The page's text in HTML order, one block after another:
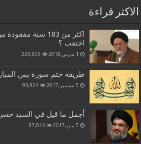
الاكثر قراءة
اكثر من 183 سنة
اختفت ؟
1 مارس,2018 223,809
طريقة ختم سورة يس
5 سبتمبر,2017 93,824
أجمل ما قيل في السيد
5 مايو,2017 87,016